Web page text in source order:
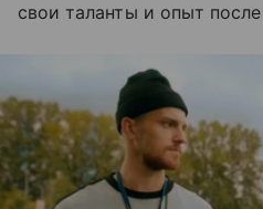
свои таланты и опыт